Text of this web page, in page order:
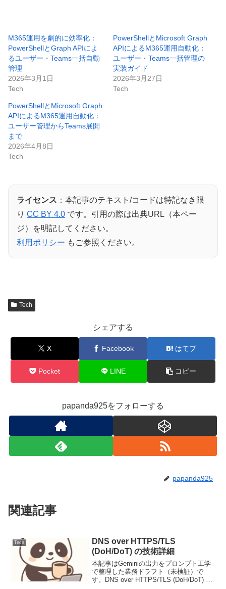
M365運用を劇的に効率化：
PowerShellとGraph APIによ
るユーザー・Teams一括自動
管理
2026年3月1日
Tech
PowerShellとMicrosoft Graph
APIによるM365運用自動化：
ユーザー・Teams一括管理の
実装ガイド
2026年3月27日
Tech
PowerShellとMicrosoft Graph
APIによるM365運用自動化：
ユーザー管理からTeams展開
まで
2026年4月8日
Tech
ライセンス ：本記事のテキスト/コードは特記なき限
り CC BY 4.0 です。引用の際は出典URL（本ペー
ジ）を明記してください。
利用ポリシー もご参照ください。
Tech
シェアする
X Facebook はてブ
Pocket LINE コピー
papanda925をフォローする
papanda925
関連記事
Tech
DNS over HTTPS/TLS
(DoH/DoT) の技術詳細
本記事はGeminiの出力をプロンプト工学
で整理した業務ドラフト（未検証）で
す。DNS over HTTPS/TLS (DoH/DoT) の